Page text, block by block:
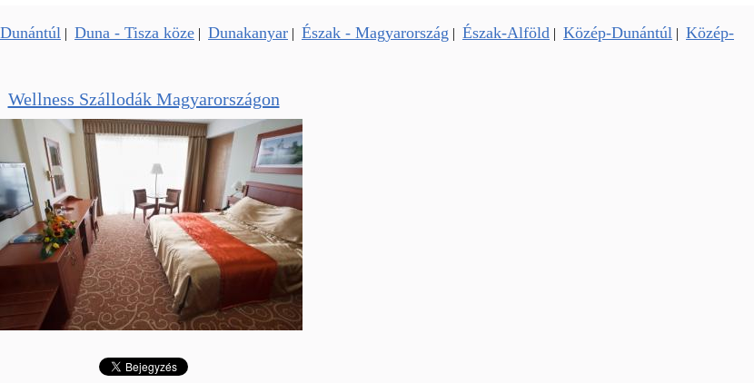
| Duna - Tisza köze | Dunakanyar | Észak - Magyarország | Észak-Alföld | Közép-Dunántúl | Közép-
Wellness Szállodák Magyarországon